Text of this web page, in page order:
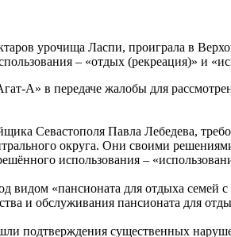
урочища Ласпи, проиграла в
– «отдых (рекреация)» и
А» в передаче жалобы для
Севастополя Павла Лебедева,
округа. Они своими
использования –
«пансионата для отдыха семей
и обслуживания пансионата для
подтверждения существенных